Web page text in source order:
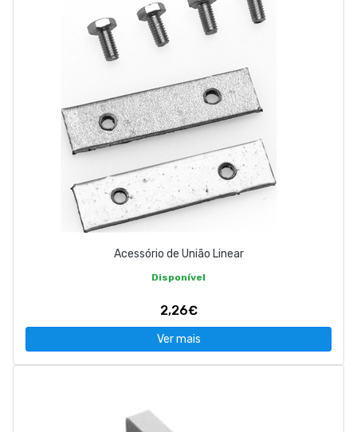
Acessório de União Linear
Disponível
2,26€
Ver mais